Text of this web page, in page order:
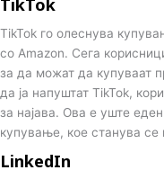
TikTok го олеснува
со Amazon. Сега
за да можат да купуваат
да ја напуштат TikTok,
за најава. Ова е уште
купување, кое станува
LinkedIn